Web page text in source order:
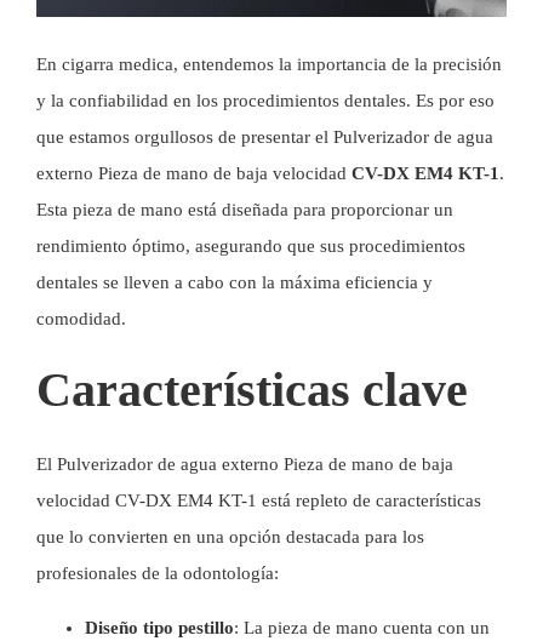
En cigarra medica, entendemos la importancia de la precisión
y la confiabilidad en los procedimientos dentales. Es por eso
que estamos orgullosos de presentar el Pulverizador de agua
externo Pieza de mano de baja velocidad CV-DX EM4 KT-1 .
Esta pieza de mano está diseñada para proporcionar un
rendimiento óptimo, asegurando que sus procedimientos
dentales se lleven a cabo con la máxima eficiencia y
comodidad.
Características clave
El Pulverizador de agua externo Pieza de mano de baja
velocidad CV-DX EM4 KT-1 está repleto de características
que lo convierten en una opción destacada para los
profesionales de la odontología:
Diseño tipo pestillo: La pieza de mano cuenta con un